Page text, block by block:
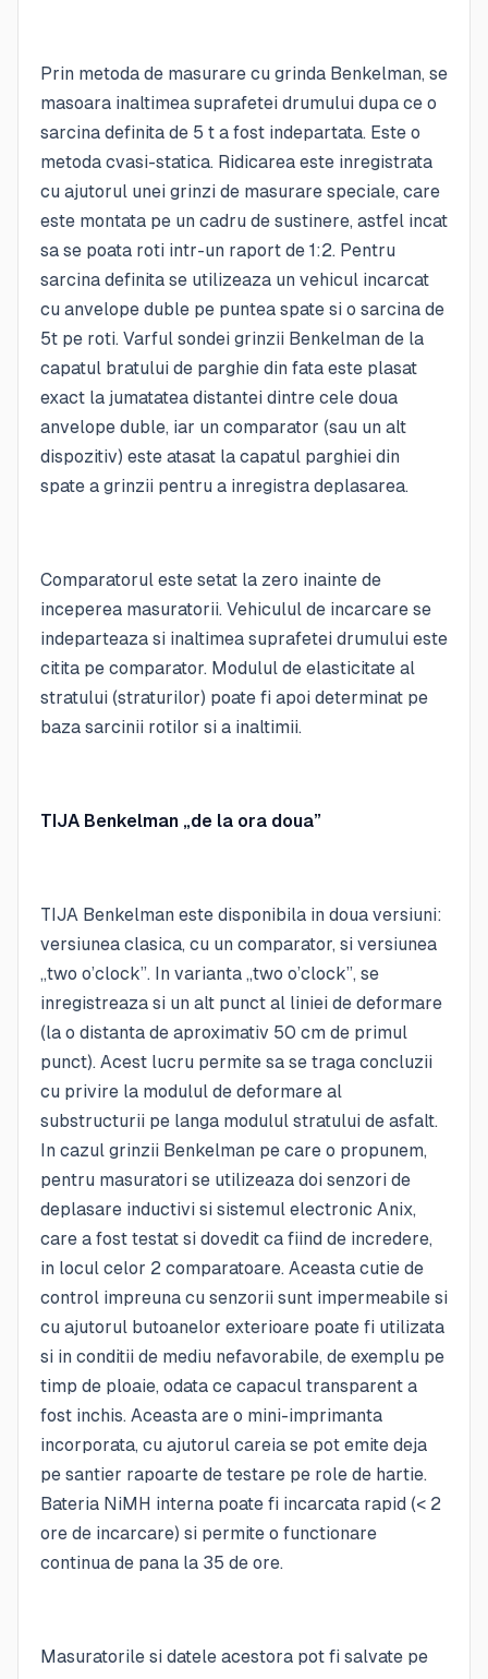
Prin metoda de masurare cu grinda Benkelman, se
masoara inaltimea suprafetei drumului dupa ce o
sarcina definita de 5 t a fost indepartata. Este o
metoda cvasi-statica. Ridicarea este inregistrata
cu ajutorul unei grinzi de masurare speciale, care
este montata pe un cadru de sustinere, astfel incat
sa se poata roti intr-un raport de 1:2. Pentru
sarcina definita se utilizeaza un vehicul incarcat
cu anvelope duble pe puntea spate si o sarcina de
5t pe roti. Varful sondei grinzii Benkelman de la
capatul bratului de parghie din fata este plasat
exact la jumatatea distantei dintre cele doua
anvelope duble, iar un comparator (sau un alt
dispozitiv) este atasat la capatul parghiei din
spate a grinzii pentru a inregistra deplasarea.
Comparatorul este setat la zero inainte de
inceperea masuratorii. Vehiculul de incarcare se
indeparteaza si inaltimea suprafetei drumului este
citita pe comparator. Modulul de elasticitate al
stratului (straturilor) poate fi apoi determinat pe
baza sarcinii rotilor si a inaltimii.
TIJA Benkelman „de la ora doua”
TIJA Benkelman este disponibila in doua versiuni:
versiunea clasica, cu un comparator, si versiunea
„two o’clock”. In varianta „two o’clock”, se
inregistreaza si un alt punct al liniei de deformare
(la o distanta de aproximativ 50 cm de primul
punct). Acest lucru permite sa se traga concluzii
cu privire la modulul de deformare al
substructurii pe langa modulul stratului de asfalt.
In cazul grinzii Benkelman pe care o propunem,
pentru masuratori se utilizeaza doi senzori de
deplasare inductivi si sistemul electronic Anix,
care a fost testat si dovedit ca fiind de incredere,
in locul celor 2 comparatoare. Aceasta cutie de
control impreuna cu senzorii sunt impermeabile si
cu ajutorul butoanelor exterioare poate fi utilizata
si in conditii de mediu nefavorabile, de exemplu pe
timp de ploaie, odata ce capacul transparent a
fost inchis. Aceasta are o mini-imprimanta
incorporata, cu ajutorul careia se pot emite deja
pe santier rapoarte de testare pe role de hartie.
Bateria NiMH interna poate fi incarcata rapid (< 2
ore de incarcare) si permite o functionare
continua de pana la 35 de ore.
Masuratorile si datele acestora pot fi salvate pe